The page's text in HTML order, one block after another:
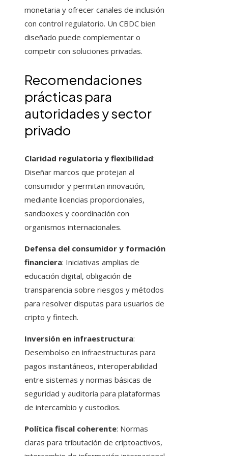
monetaria y ofrecer canales de inclusión
con control regulatorio. Un CBDC bien
diseñado puede complementar o
competir con soluciones privadas.
Recomendaciones
prácticas para
autoridades y sector
privado
Claridad regulatoria y flexibilidad:
Diseñar marcos que protejan al
consumidor y permitan innovación,
mediante licencias proporcionales,
sandboxes y coordinación con
organismos internacionales.
Defensa del consumidor y formación
financiera: Iniciativas amplias de
educación digital, obligación de
transparencia sobre riesgos y métodos
para resolver disputas para usuarios de
cripto y fintech.
Inversión en infraestructura:
Desembolso en infraestructuras para
pagos instantáneos, interoperabilidad
entre sistemas y normas básicas de
seguridad y auditoría para plataformas
de intercambio y custodios.
Política fiscal coherente: Normas
claras para tributación de criptoactivos,